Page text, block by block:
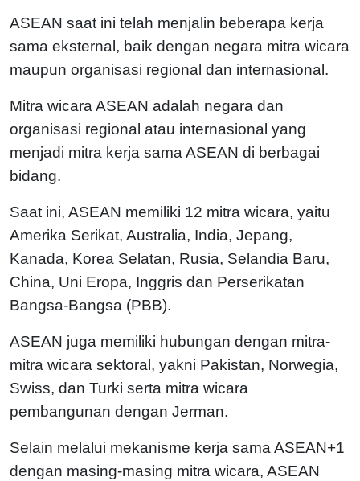
ASEAN saat ini telah menjalin beberapa kerja
sama eksternal, baik dengan negara mitra wicara
maupun organisasi regional dan internasional.
Mitra wicara ASEAN adalah negara dan
organisasi regional atau internasional yang
menjadi mitra kerja sama ASEAN di berbagai
bidang.
Saat ini, ASEAN memiliki 12 mitra wicara, yaitu
Amerika Serikat, Australia, India, Jepang,
Kanada, Korea Selatan, Rusia, Selandia Baru,
China, Uni Eropa, Inggris dan Perserikatan
Bangsa-Bangsa (PBB).
ASEAN juga memiliki hubungan dengan mitra-
mitra wicara sektoral, yakni Pakistan, Norwegia,
Swiss, dan Turki serta mitra wicara
pembangunan dengan Jerman.
Selain melalui mekanisme kerja sama ASEAN+1
dengan masing-masing mitra wicara, ASEAN